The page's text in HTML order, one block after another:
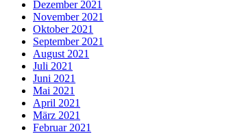
Dezember 2021
November 2021
Oktober 2021
September 2021
August 2021
Juli 2021
Juni 2021
Mai 2021
April 2021
März 2021
Februar 2021